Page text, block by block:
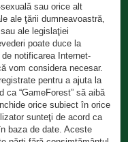
sau orice alt
ale ţării dumneavoastră,
ale legislaţiei
poate duce la
notificarea Internet-
vom considera necesar.
pentru a ajuta la
“GameForest” să aibă
orice subiect în orice
sunteţi de acord ca
baza de date. Aceste